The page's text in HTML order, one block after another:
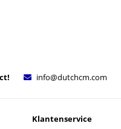
info@dutchcm.com
Klantenservice